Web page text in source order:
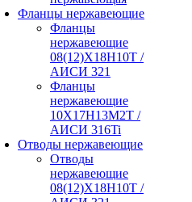
Фланцы нержавеющие
Фланцы
нержавеющие
08(12)Х18Н10Т /
АИСИ 321
Фланцы
нержавеющие
10Х17Н13М2Т /
АИСИ 316Ti
Отводы нержавеющие
Отводы
нержавеющие
08(12)Х18Н10Т /